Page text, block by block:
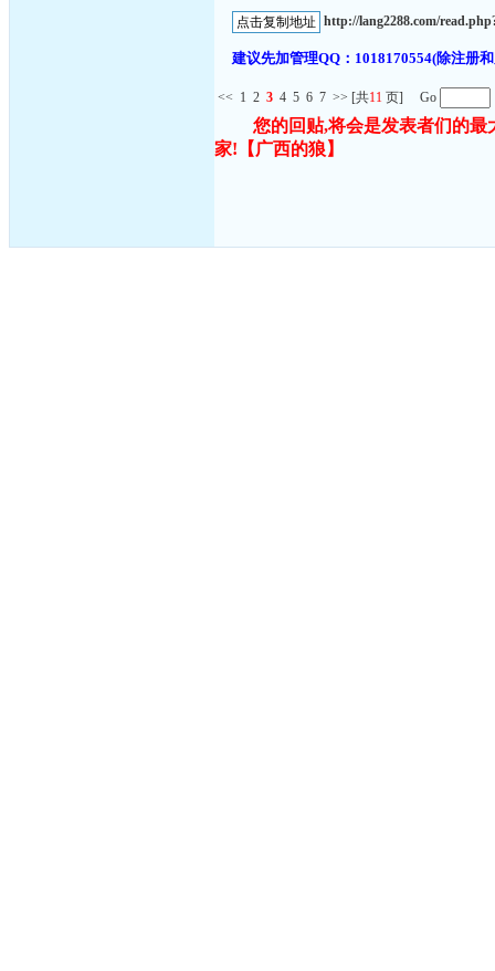
http://lang2288.com/
建议先加管理QQ：1018170554(除注册
<< 1 2 3 4 5 6 7 >> [共11 页] Go
您的回贴,将会是发表者们的
家! 【广西的狼】